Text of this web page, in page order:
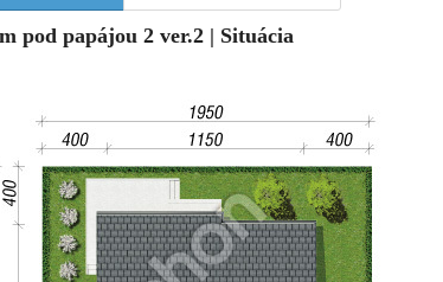
pod papájou 2 ver.2 | Situácia